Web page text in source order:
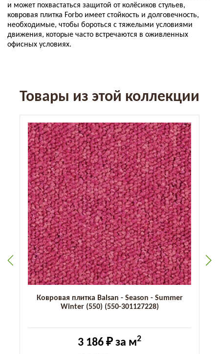
и может похвастаться защитой от колёсиков стульев,
ковровая плитка Forbo имеет стойкость и долговечность,
необходимые, чтобы бороться с тяжелыми условиями
движения, которые часто встречаются в оживленных
офисных условиях.
Товары из этой коллекции
Ковровая плитка Balsan - Season - Summer
Winter (550) (550-301127228)
3 186 ₽ за м2